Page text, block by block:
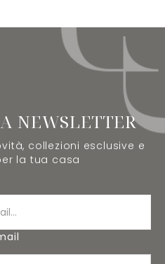
NEWSLETTER
collezioni esclusive e
la tua casa